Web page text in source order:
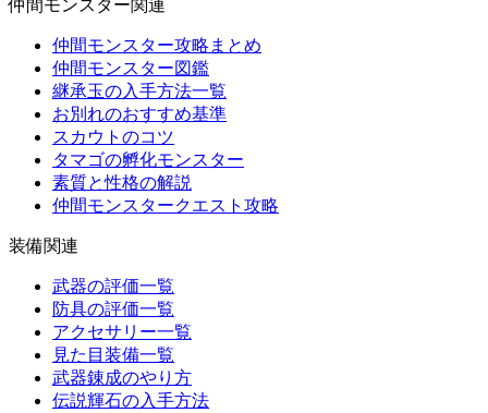
仲間モンスター関連
仲間モンスター攻略まとめ
仲間モンスター図鑑
継承玉の入手方法一覧
お別れのおすすめ基準
スカウトのコツ
タマゴの孵化モンスター
素質と性格の解説
仲間モンスタークエスト攻略
装備関連
武器の評価一覧
防具の評価一覧
アクセサリー一覧
見た目装備一覧
武器錬成のやり方
伝説輝石の入手方法